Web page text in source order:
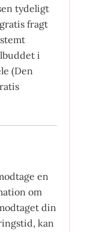
tydeligt
fragt
i
(Den
en
om
din
kan